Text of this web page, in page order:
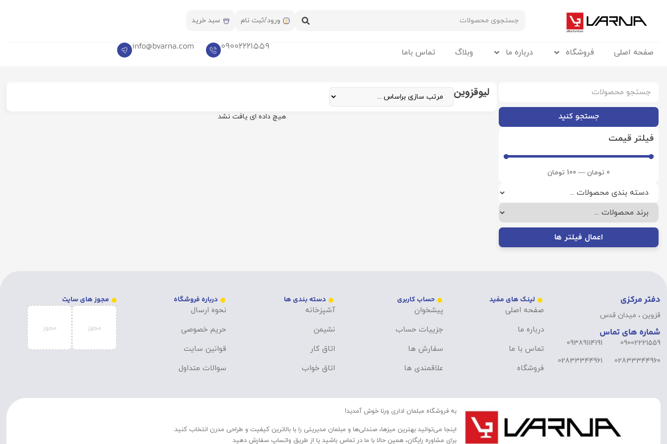
ورود/ثبت نام سبد خرید
صفحه اصلی فروشگاه درباره ما وبلاگ تماس باما 09002221559
info@bvarna.com
جستجو کنید
فیلتر قیمت
0 تومان —
100 تومان
اعمال فیلتر ها
لیوقزوین
هیچ داده ای یافت نشد
دفتر مرکزی
قزوین ، میدان قدس
شماره های تماس
09002221559
02833344960
09389114191
02833344961
لینک های مفید
صفحه اصلی
درباره ما
تماس با ما
فروشگاه
حساب کاربری
پیشخوان
جزییات حساب
سفارش ها
علاقمندی ها
دسته بندی ها
آشپزخانه
نشیمن
اتاق کار
اتاق خواب
درباره فروشگاه
نحوه ارسال
حریم خصوصی
قوانین سایت
سوالات متداول
مجوز های سایت
به فروشگاه مبلمان اداری ورنا خوش آمدید!
اینجا می‌توانید بهترین میزها، صندلی‌ها و مبلمان مدیریتی را با بالاترین کیفیت و طراحی مدرن انتخاب کنید.
برای مشاوره رایگان، همین حالا با ما در تماس باشید یا از طریق واتساپ سفارش دهید